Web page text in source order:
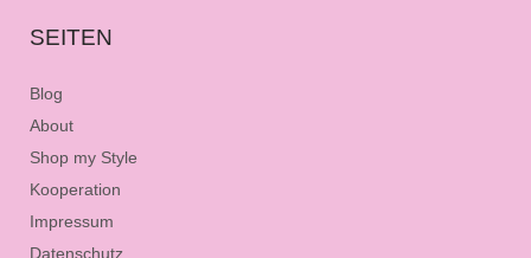
SEITEN
Blog
About
Shop my Style
Kooperation
Impressum
Datenschutz